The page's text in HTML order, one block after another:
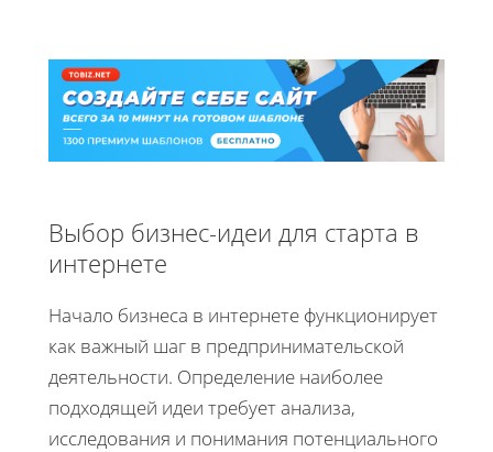
Выбор бизнес-идеи для старта в
интернете
Начало бизнеса в интернете функционирует
как важный шаг в предпринимательской
деятельности. Определение наиболее
подходящей идеи требует анализа,
исследования и понимания потенциального